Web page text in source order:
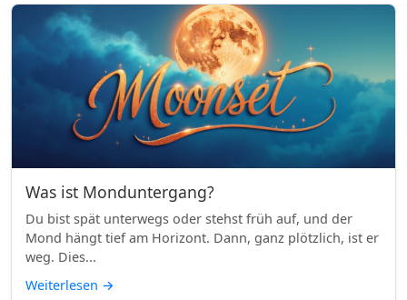
Was ist Monduntergang?
Du bist spät unterwegs oder stehst früh auf, und der
Mond hängt tief am Horizont. Dann, ganz plötzlich, ist er
weg. Dies...
Weiterlesen →